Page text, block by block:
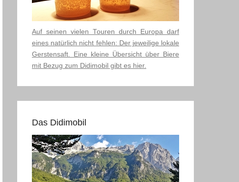
Auf seinen vielen Touren durch Europa darf
eines natürlich nicht fehlen: Der jeweilige lokale
Gerstensaft. Eine kleine Übersicht über Biere
mit Bezug zum Didimobil gibt es hier.
Das Didimobil